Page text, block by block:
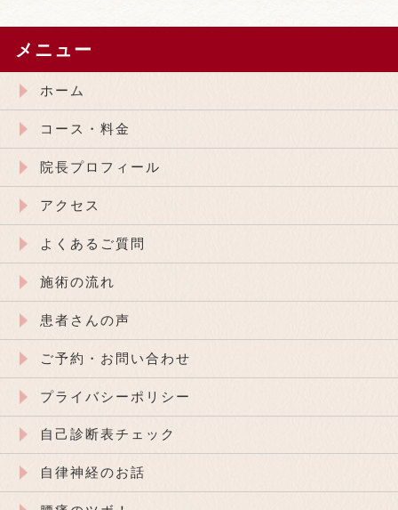
メニュー
ホーム
コース・料金
院長プロフィール
アクセス
よくあるご質問
施術の流れ
患者さんの声
ご予約・お問い合わせ
プライバシーポリシー
自己診断表チェック
自律神経のお話